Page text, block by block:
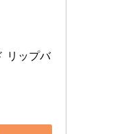
リップバ